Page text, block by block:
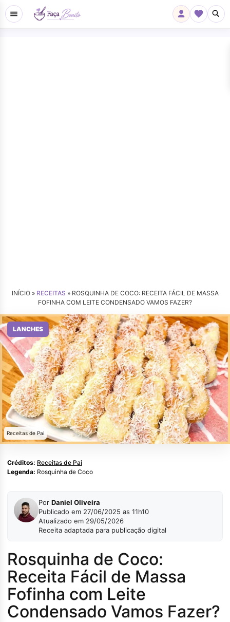
INÍCIO » RECEITAS » ROSQUINHA DE COCO: RECEITA FÁCIL DE MASSA
FOFINHA COM LEITE CONDENSADO VAMOS FAZER?
LANCHES
Receitas de Pai
Créditos: Receitas de Pai
Legenda: Rosquinha de Coco
Por Daniel Oliveira
Publicado em 27/06/2025 as 11h10
Atualizado em 29/05/2026
Receita adaptada para publicação digital
Rosquinha de Coco:
Receita Fácil de Massa
Fofinha com Leite
Condensado Vamos Fazer?